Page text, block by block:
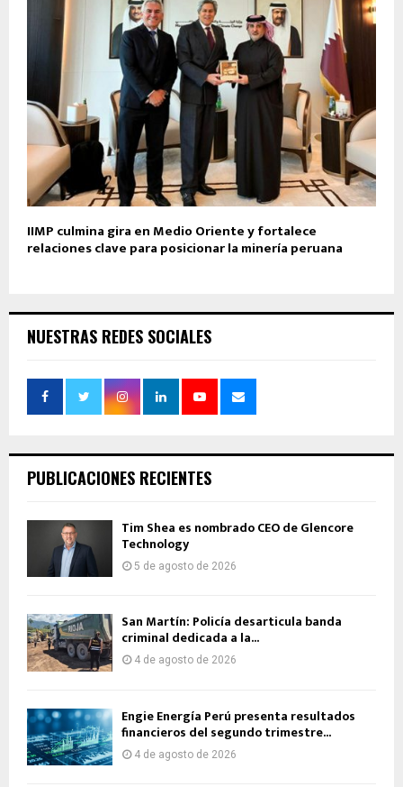
IIMP culmina gira en Medio Oriente y fortalece
relaciones clave para posicionar la minería peruana
NUESTRAS REDES SOCIALES
PUBLICACIONES RECIENTES
Tim Shea es nombrado CEO de Glencore
Technology
5 de agosto de 2026
San Martín: Policía desarticula banda
criminal dedicada a la...
4 de agosto de 2026
Engie Energía Perú presenta resultados
financieros del segundo trimestre...
4 de agosto de 2026